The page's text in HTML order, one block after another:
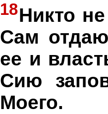
18Никто
Сам
ее и
Сию
Моего.